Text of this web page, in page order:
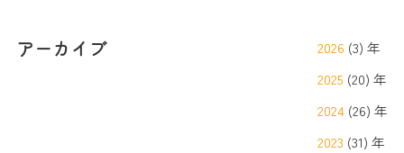
アーカイブ 2026 (3) 年
2025 (20) 年
2024 (26) 年
2023 (31) 年